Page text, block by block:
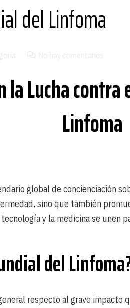
del Linfoma
la Lucha
Linfoma
global de concienciación
sino que también
y la medicina se unen
del
respecto al grave